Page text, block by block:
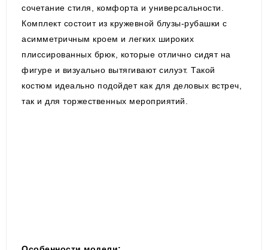
сочетание стиля, комфорта и универсальности.
Комплект состоит из кружевной блузы-рубашки с
асимметричным кроем и легких широких
плиссированных брюк, которые отлично сидят на
фигуре и визуально вытягивают силуэт. Такой
костюм идеально подойдет как для деловых встреч,
так и для торжественных мероприятий.